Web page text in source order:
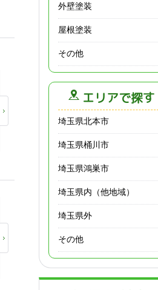
外壁塗装
屋根塗装
その他
エリアで探す
埼玉県北本市
埼玉県桶川市
埼玉県鴻巣市
埼玉県内（他地域）
埼玉県外
その他